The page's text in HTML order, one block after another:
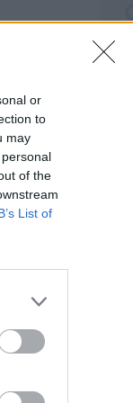
or
to
may
of the
List of